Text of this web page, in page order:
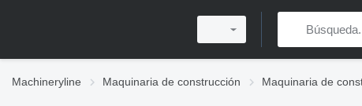
Machineryline Maquinaria de construcción Maquinaria de